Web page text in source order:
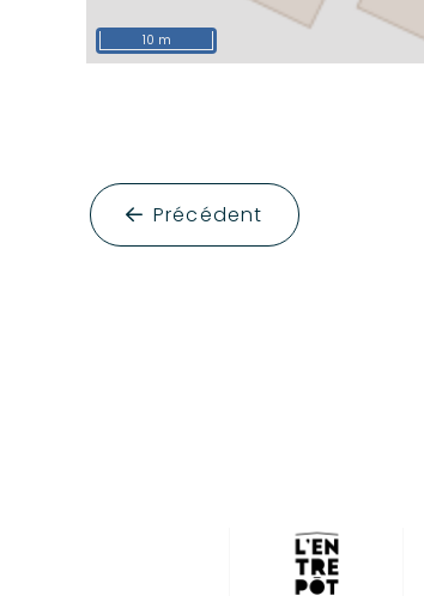
10 m
Précédent